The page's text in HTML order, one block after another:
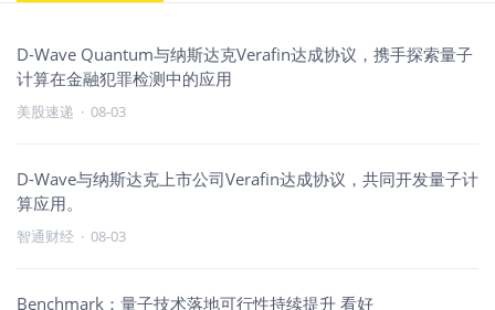
D-Wave Quantum与纳斯达克Verafin达成协议，携手探索量子
计算在金融犯罪检测中的应用
美股速递 · 08-03
D-Wave与纳斯达克上市公司Verafin达成协议，共同开发量子计
算应用。
智通财经 · 08-03
Benchmark：量子技术落地可行性持续提升 看好